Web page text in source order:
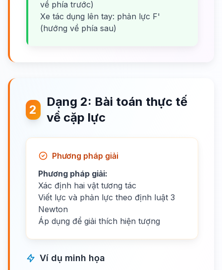
về phía trước)
Xe tác dụng lên tay: phản lực F'
(hướng về phía sau)
2
Dạng 2: Bài toán thực tế
về cặp lực
Phương pháp giải
Phương pháp giải:
Xác định hai vật tương tác
Viết lực và phản lực theo định luật 3
Newton
Áp dụng để giải thích hiện tượng
Ví dụ minh họa